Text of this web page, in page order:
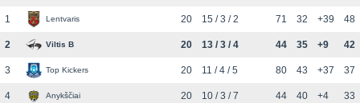
1 Lentvaris 20 15 / 3 / 2 71 32 +39 48
2 Viltis B 20 13 / 3 / 4 44 35 +9 42
3 Top Kickers 20 11 / 4 / 5 80 43 +37 37
4 Anykščiai 20 10 / 3 / 7 44 40 +4 33